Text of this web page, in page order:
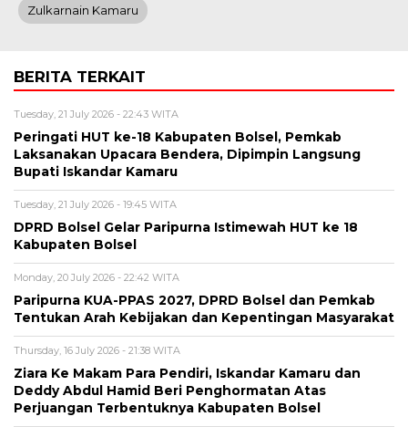
Zulkarnain Kamaru
BERITA TERKAIT
Tuesday, 21 July 2026 - 22:43 WITA
Peringati HUT ke-18 Kabupaten Bolsel, Pemkab
Laksanakan Upacara Bendera, Dipimpin Langsung
Bupati Iskandar Kamaru
Tuesday, 21 July 2026 - 19:45 WITA
DPRD Bolsel Gelar Paripurna Istimewah HUT ke 18
Kabupaten Bolsel
Monday, 20 July 2026 - 22:42 WITA
Paripurna KUA-PPAS 2027, DPRD Bolsel dan Pemkab
Tentukan Arah Kebijakan dan Kepentingan Masyarakat
Thursday, 16 July 2026 - 21:38 WITA
Ziara Ke Makam Para Pendiri, Iskandar Kamaru dan
Deddy Abdul Hamid Beri Penghormatan Atas
Perjuangan Terbentuknya Kabupaten Bolsel